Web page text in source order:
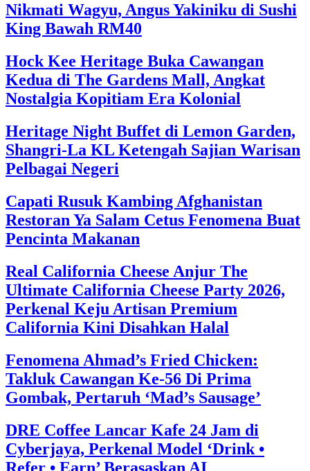
Nikmati Wagyu, Angus Yakiniku di Sushi
King Bawah RM40
Hock Kee Heritage Buka Cawangan
Kedua di The Gardens Mall, Angkat
Nostalgia Kopitiam Era Kolonial
Heritage Night Buffet di Lemon Garden,
Shangri-La KL Ketengah Sajian Warisan
Pelbagai Negeri
Capati Rusuk Kambing Afghanistan
Restoran Ya Salam Cetus Fenomena Buat
Pencinta Makanan
Real California Cheese Anjur The
Ultimate California Cheese Party 2026,
Perkenal Keju Artisan Premium
California Kini Disahkan Halal
Fenomena Ahmad’s Fried Chicken:
Takluk Cawangan Ke-56 Di Prima
Gombak, Pertaruh ‘Mad’s Sausage’
DRE Coffee Lancar Kafe 24 Jam di
Cyberjaya, Perkenal Model ‘Drink •
Refer • Earn’ Berasaskan AI